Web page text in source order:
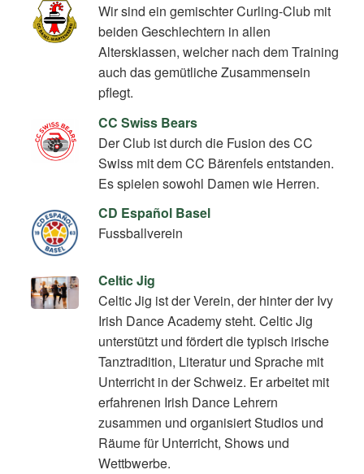
Wir sind ein gemischter Curling-Club mit
beiden Geschlechtern in allen
Altersklassen, welcher nach dem Training
auch das gemütliche Zusammensein
pflegt.
CC Swiss Bears
Der Club ist durch die Fusion des CC
Swiss mit dem CC Bärenfels entstanden.
Es spielen sowohl Damen wie Herren.
CD Español Basel
Fussballverein
Celtic Jig
Celtic Jig ist der Verein, der hinter der Ivy
Irish Dance Academy steht. Celtic Jig
unterstützt und fördert die typisch irische
Tanztradition, Literatur und Sprache mit
Unterricht in der Schweiz. Er arbeitet mit
erfahrenen Irish Dance Lehrern
zusammen und organisiert Studios und
Räume für Unterricht, Shows und
Wettbwerbe.